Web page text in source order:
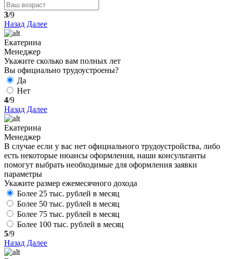
3/9
Назад Далее
Екатерина
Менеджер
Укажите сколько вам полных лет
Вы официально трудоустроены?
Да
Нет
4/9
Назад Далее
Екатерина
Менеджер
В случае если у вас нет официального трудоустройства, либо
есть некоторые нюансы оформления, наши консультанты
помогут выбрать необходимые для оформления заявки
параметры
Укажите размер ежемесячного дохода
Более 25 тыс. рублей в месяц
Более 50 тыс. рублей в месяц
Более 75 тыс. рублей в месяц
Более 100 тыс. рублей в месяц
5/9
Назад Далее